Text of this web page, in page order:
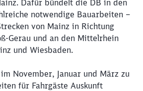
Dafür bündelt die DB in den
notwendige Bauarbeiten –
von Mainz in Richtung
Gerau und an den Mittelrhein
und Wiesbaden.
November, Januar und März zu
für Fahrgäste Auskunft